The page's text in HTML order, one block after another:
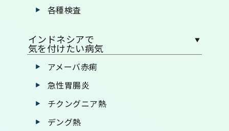
各種検査
インドネシアで
気を付けたい病気
アメーバ赤痢
急性胃腸炎
チクングニア熱
デング熱